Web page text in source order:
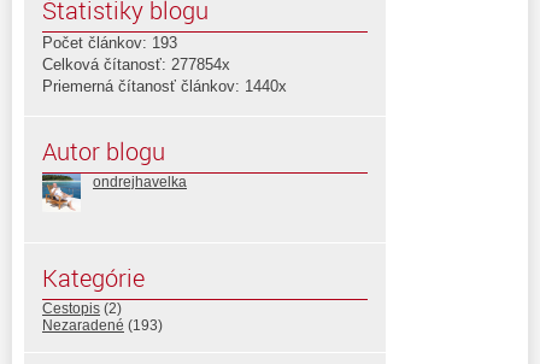
Štatistiky blogu
Počet článkov: 193
Celková čítanosť: 277854x
Priemerná čítanosť článkov: 1440x
Autor blogu
ondrejhavelka
Kategórie
Cestopis (2)
Nezaradené (193)